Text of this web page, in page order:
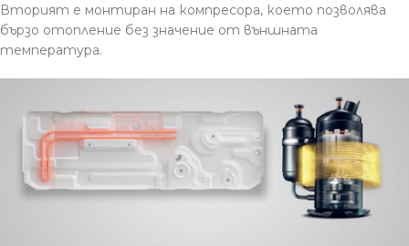
Вторият е монтиран на компресора, което позволява
бързо отопление без значение от външната
температура.